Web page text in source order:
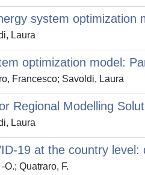
system optimization
Laura
optimization model:
Francesco; Savoldi, Laura
Regional Modelling
Laura
19 at the country
Quatraro, F.